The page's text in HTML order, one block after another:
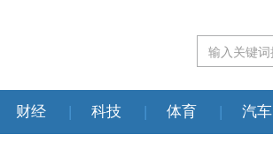
财经 | 科技 | 体育 | 汽车